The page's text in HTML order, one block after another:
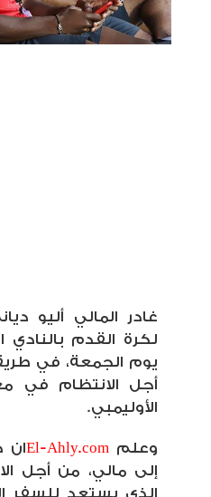
غادر المالي أليو
لكرة القدم بالنادي
يوم الجمعة، في
أجل الانتظام في
الأوليمبي.
وعلم El-Ahly.com ان
إلى مالي، من أجل
الذي يستعد